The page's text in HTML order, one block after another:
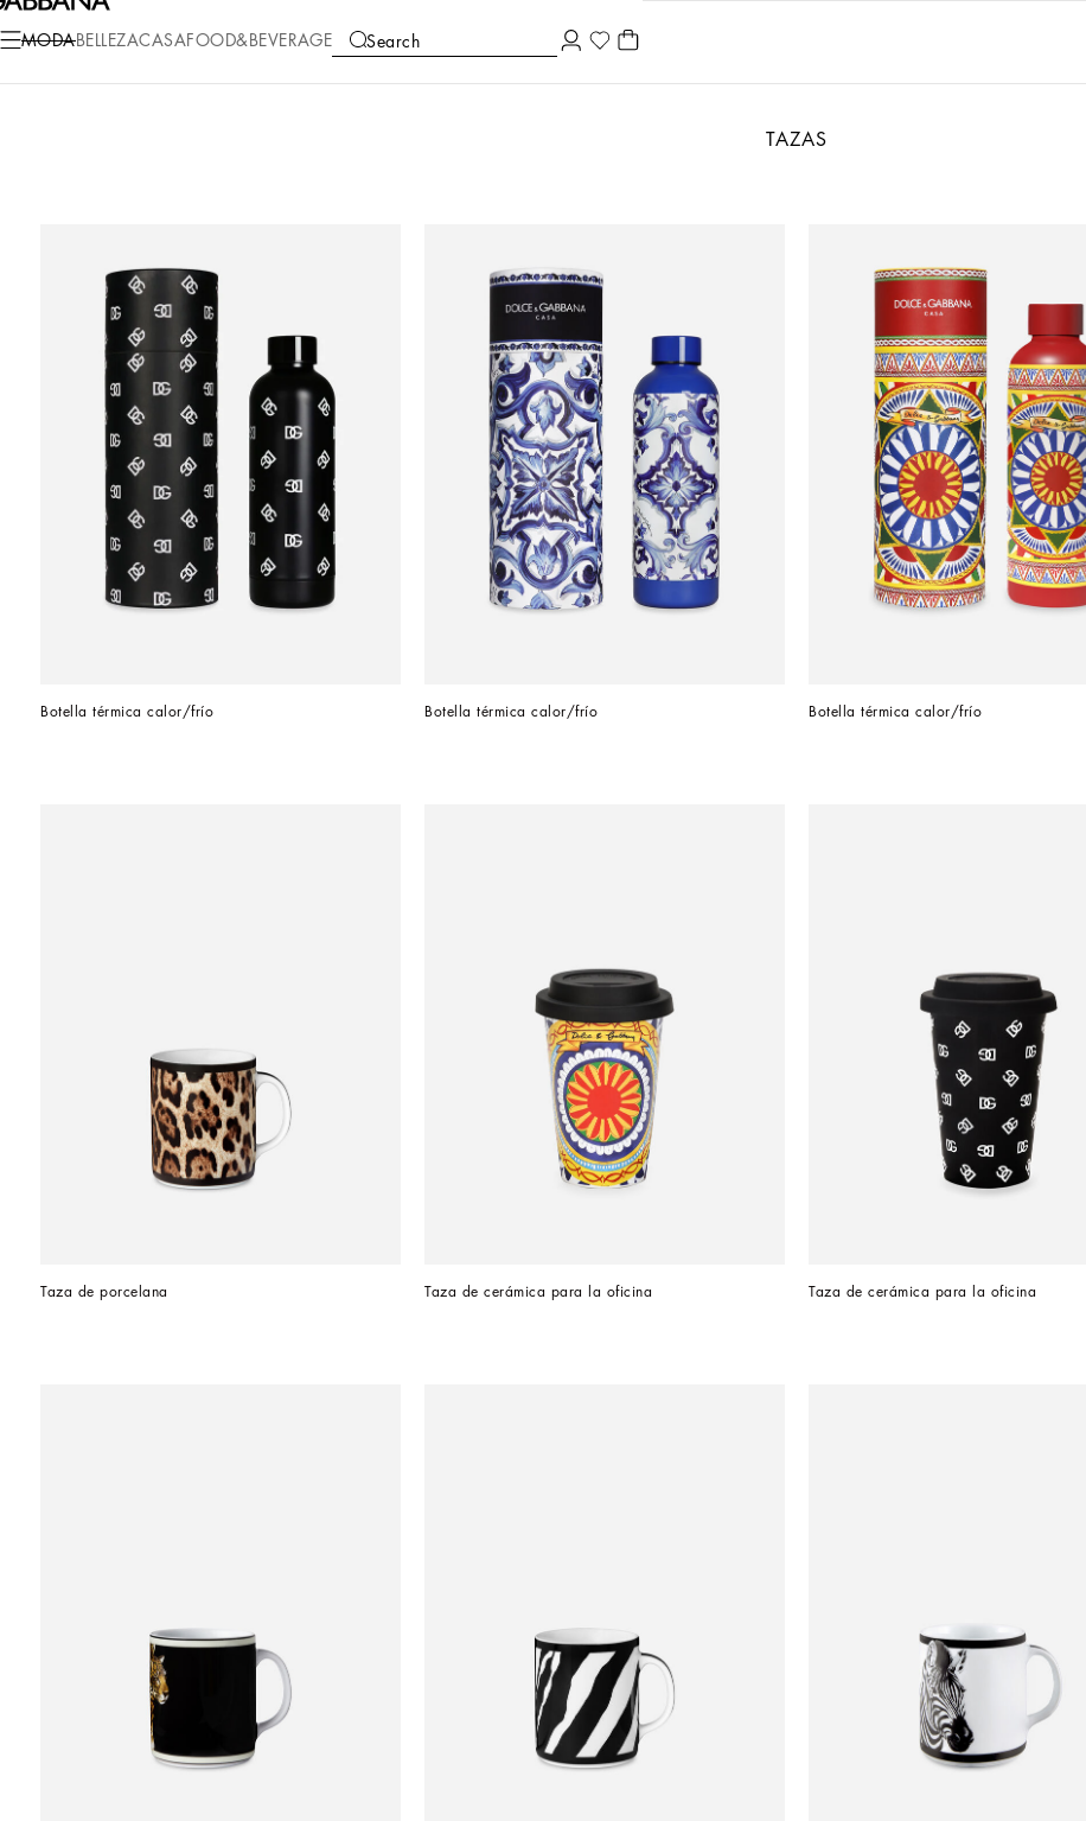
MODABELLEZACASA FOOD&BEVERAGE Search
COLLECTIONS
TAZAS
Botella térmica calor/frío Botella térmica calor/frío Botella térmica calor/frío
Taza de porcelana Taza de cerámica para la oficina Taza de cerámica para la oficina